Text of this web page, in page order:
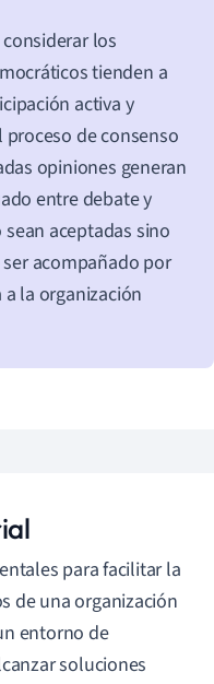
los
tienden a
activa y
de consenso
opiniones generan
entre debate y
aceptadas sino
acompañado por
la organización
para facilitar la
de una organización
entorno de
soluciones